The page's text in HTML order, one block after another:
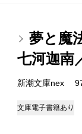
夢と魔
七河迦南
新潮文庫nex
文庫電子書籍あり